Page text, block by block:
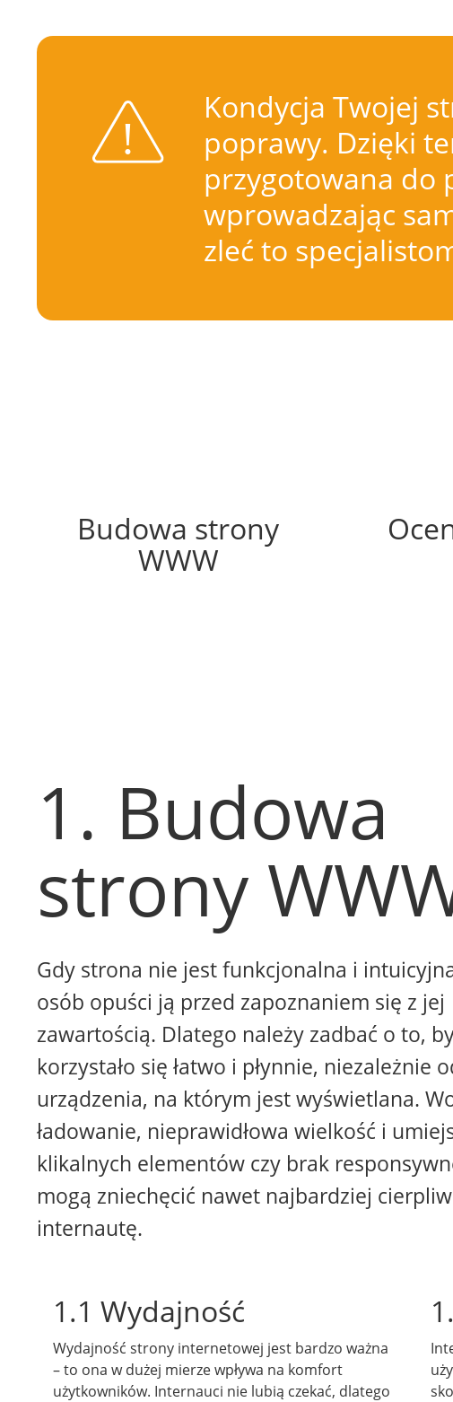
Kondycja Twojej
poprawy. Dzięki
przygotowana do
wprowadzając
zleć to
Budowa strony
WWW
1. Budowa
strony
Gdy strona nie jest funkcjonalna i
osób opuści ją przed zapoznaniem się z jej
zawartością. Dlatego należy zadbać o to,
korzystało się łatwo i płynnie, niezależnie
urządzenia, na którym jest wyświetlana.
ładowanie, nieprawidłowa wielkość i
klikalnych elementów czy brak
mogą zniechęcić nawet najbardziej
internautę.
1.1 Wydajność
Wydajność strony internetowej jest bardzo ważna
– to ona w dużej mierze wpływa na komfort
użytkowników. Internauci nie lubią czekać, dlatego